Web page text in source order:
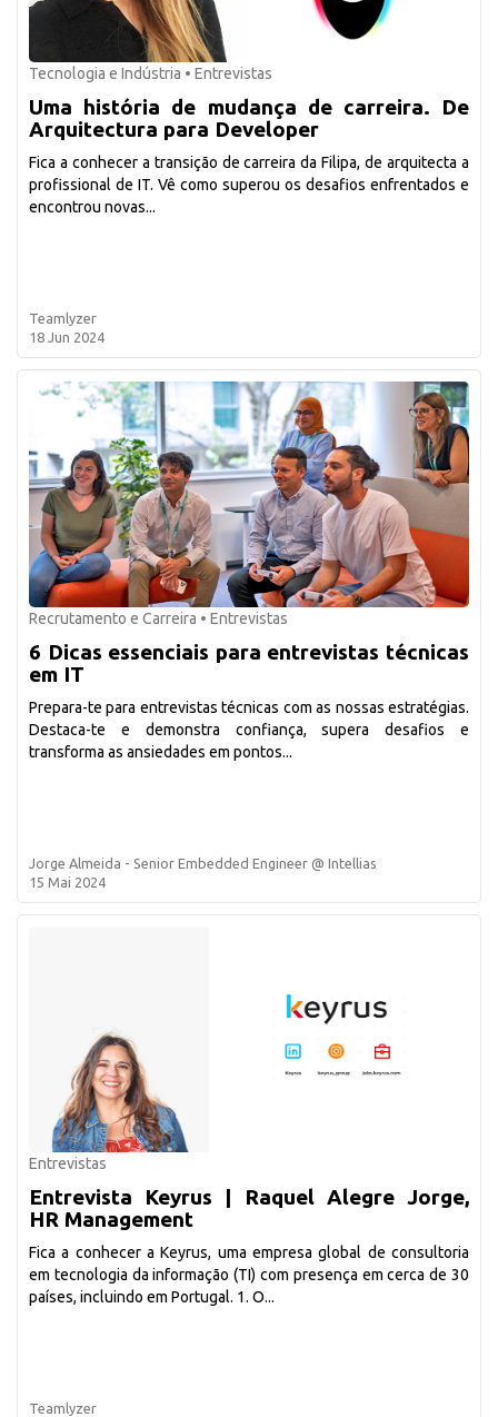
Tecnologia e Indústria • Entrevistas
Uma história de mudança de carreira. De
Arquitectura para Developer
Fica a conhecer a transição de carreira da Filipa, de arquitecta a
profissional de IT. Vê como superou os desafios enfrentados e
encontrou novas...
Teamlyzer
18 Jun 2024
Recrutamento e Carreira • Entrevistas
6 Dicas essenciais para entrevistas técnicas
em IT
Prepara-te para entrevistas técnicas com as nossas estratégias.
Destaca-te e demonstra confiança, supera desafios e
transforma as ansiedades em pontos...
Jorge Almeida - Senior Embedded Engineer @ Intellias
15 Mai 2024
Entrevistas
Entrevista Keyrus | Raquel Alegre Jorge,
HR Management
Fica a conhecer a Keyrus, uma empresa global de consultoria
em tecnologia da informação (TI) com presença em cerca de 30
países, incluindo em Portugal. 1. O...
Teamlyzer